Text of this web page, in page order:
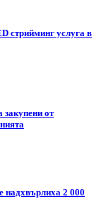
стрийминг услуга в
закупени от
надхвърлиха 2 000